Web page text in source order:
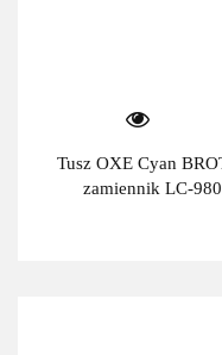
Tusz OXE Cyan
zamiennik LC-